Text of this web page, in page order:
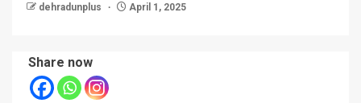
dehradunplus April 1, 2025
Share now